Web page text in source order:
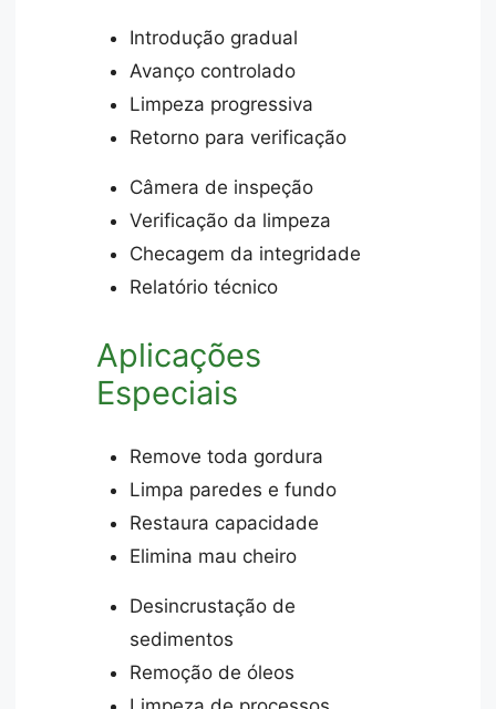
Introdução gradual
Avanço controlado
Limpeza progressiva
Retorno para verificação
Câmera de inspeção
Verificação da limpeza
Checagem da integridade
Relatório técnico
Aplicações
Especiais
Remove toda gordura
Limpa paredes e fundo
Restaura capacidade
Elimina mau cheiro
Desincrustação de
sedimentos
Remoção de óleos